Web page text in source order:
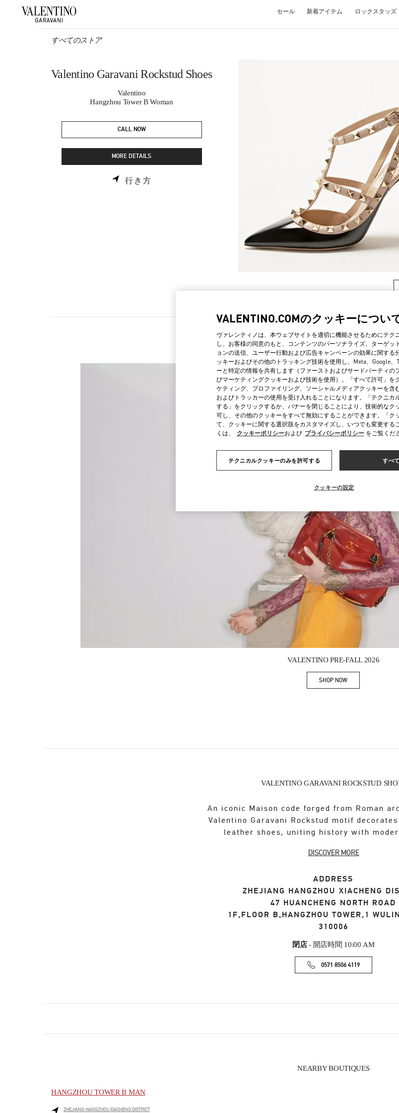
セール 新着アイテム ロックスタッズ
すべてのストア
Valentino Garavani Rockstud Shoes
Valentino
Hangzhou Tower B Woman
CALL NOW
MORE DETAILS
行き方
新着アイテム
VALENTINO PRE-FALL 2026
SHOP NOWLink Opens in New Tab
VALENTINO GARAVANI ROCKSTUD
An iconic Maison code forged from Roman
Valentino Garavani Rockstud motif
leather shoes, uniting history with
DISCOVER MORE
ADDRESS
ZHEJIANG HANGZHOU XIACHENG
47 HUANCHENG NORTH ROAD
1F,FLOOR B,HANGZHOU TOWER,1
310006
閉店- 開店時間 10:00 AM
0571 8506 4119
NEARBY BOUTIQUES
HANGZHOU TOWER B MAN
ZHEJIANG HANGZHOUXIACHENG DISTRICT
VALENTINO.COMのクッキーについ
ヴァレンティノは、本ウェブサイトを適切に機能させるためにテク
し、お客様の同意のもと、コンテンツのパーソナライズ、ターゲッ
ョンの送信、ユーザー行動および広告キャンペーンの効果に関する
ッキーおよびその他のトラッキング技術を使用し、Meta、Google、
ーと特定の情報を共有します（ファーストおよびサードパーティの
びマーケティングクッキーおよび技術を使用）。「すべて許可」を
ケティング、プロファイリング、ソーシャルメディアクッキーを含
およびトラッカーの使用を受け入れることになります。「テクニカ
する」をクリックするか、バナーを閉じることにより、技術的なク
可し、その他のクッキーをすべて無効にすることができます。「ク
て、クッキーに関する選択肢をカスタマイズし、いつでも変更する
くは、
クッキーポリシーおよび プライバシーポリシー をご覧くだ
テクニカルクッキーのみを許可する すべ
クッキーの設定